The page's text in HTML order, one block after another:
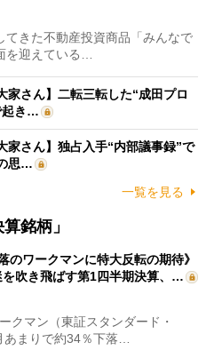
きた不動産投資商品「みんなで
を迎えている…
家さん】二転三転した“成田プロ
起き…
家さん】独占入手“内部議事録”で
思…
一覧を見る
銘柄」
のワークマンに特大反転の期待》
を吹き飛ばす第1四半期決算、…
マン（東証スタンダード・
まりで約34％下落…